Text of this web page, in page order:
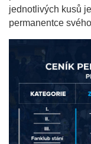
jednotlivých kusů
permanentce